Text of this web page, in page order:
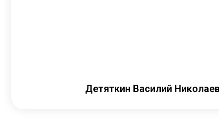
Детяткин Василий